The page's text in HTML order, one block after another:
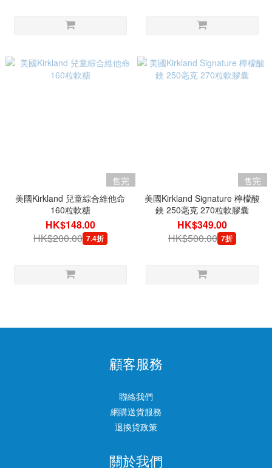
售完
美國Kirkland 兒童綜合維他命
160粒軟糖
HK$148.00
HK$200.00 7.4折
售完
美國Kirkland Signature 檸檬酸
鎂 250毫克 270粒軟膠囊
HK$349.00
HK$500.00 7折
顧客服務
聯絡我們
網購送貨服務
退換貨政策
關於我們